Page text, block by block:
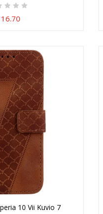
10 Vii Kuvio 7